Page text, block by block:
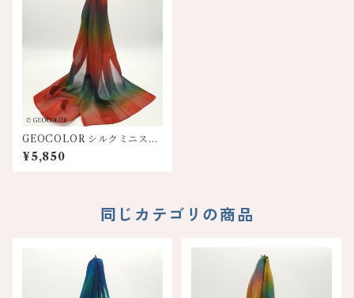
GEOCOLOR シルクミニスカ
ーフ100S【レンガ系】
¥5,850
同じカテゴリの商品